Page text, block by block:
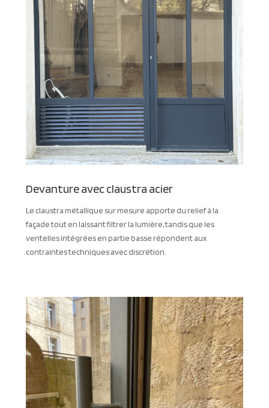
Devanture avec claustra acier
Le claustra métallique sur mesure apporte du relief à la
façade tout en laissant filtrer la lumière, tandis que les
ventelles intégrées en partie basse répondent aux
contraintes techniques avec discrétion.